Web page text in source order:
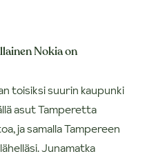
Nokia on
toisiksi suurin kaupunki
asut Tamperetta
ja samalla Tampereen
Junamatka